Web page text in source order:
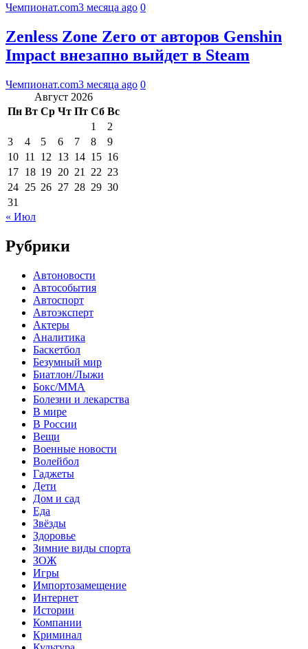
Чемпионат.com3 месяца ago 0
Zenless Zone Zero от авторов Genshin
Impact внезапно выйдет в Steam
Чемпионат.com3 месяца ago 0
Август 2026
Пн Вт Ср Чт Пт Сб Вс
1
2
3
4 5 6 7 8
9
10 11 12 13 14 15 16
17 18 19 20 21 22 23
24 25 26 27 28 29 30
31
« Июл
Рубрики
Автоновости
Автособытия
Автоспорт
Автоэксперт
Актеры
Аналитика
Баскетбол
Безумный мир
Биатлон/Лыжи
Бокс/MMA
Болезни и лекарства
В мире
В России
Вещи
Военные новости
Волейбол
Гаджеты
Дети
Дом и сад
Еда
Звёзды
Здоровье
Зимние виды спорта
ЗОЖ
Игры
Импортозамещение
Интернет
Истории
Компании
Криминал